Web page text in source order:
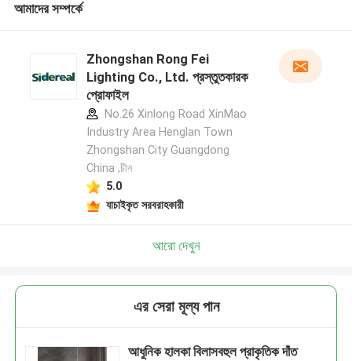
আমাদের সম্পর্কে
Zhongshan Rong Fei
Lighting Co., Ltd. প্রস্তুতকারক
প্রোফাইল
No.26 Xinlong Road XinMao
Industry Area Henglan Town
Zhongshan City Guangdong
China ,চীন
5.0
যাচাইকৃত সরবরাহকারী
আরো দেখুন
এর সেরা মূল্য পান
আধুনিক হালকা বিলাসবহুল প্রাকৃতিক দাঁত